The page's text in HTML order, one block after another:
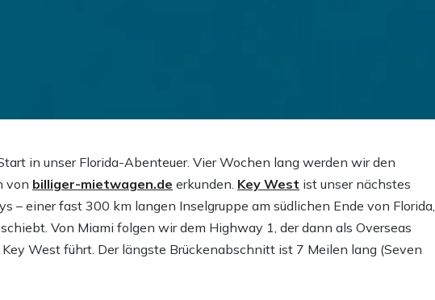
in unser Florida-Abenteuer. Vier Wochen lang werden wir den
von billiger-mietwagen.de erkunden. Key West ist unser nächstes
– einer fast 300 km langen Inselgruppe am südlichen Ende von Florida,
Von Miami folgen wir dem Highway 1, der dann als Overseas
West führt. Der längste Brückenabschnitt ist 7 Meilen lang (Seven